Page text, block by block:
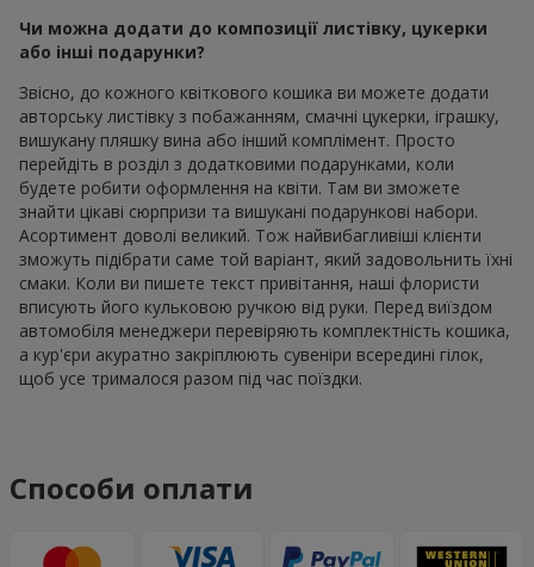
Чи можна додати до композиції листівку, цукерки
або інші подарунки?
Звісно, до кожного квіткового кошика ви можете додати
авторську листівку з побажанням, смачні цукерки, іграшку,
вишукану пляшку вина або інший комплімент. Просто
перейдіть в розділ з додатковими подарунками, коли
будете робити оформлення на квіти. Там ви зможете
знайти цікаві сюрпризи та вишукані подарункові набори.
Асортимент доволі великий. Тож найвибагливіші клієнти
зможуть підібрати саме той варіант, який задовольнить їхні
смаки. Коли ви пишете текст привітання, наші флористи
вписують його кульковою ручкою від руки. Перед виїздом
автомобіля менеджери перевіряють комплектність кошика,
а кур'єри акуратно закріплюють сувеніри всередині гілок,
щоб усе трималося разом під час поїздки.
Способи оплати